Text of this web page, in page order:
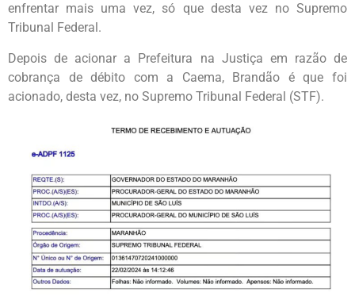
enfrentar mais uma vez, só que desta vez no Supremo
Tribunal Federal.
Depois de acionar a Prefeitura na Justiça em razão de
cobrança de débito com a Caema, Brandão é que foi
acionado, desta vez, no Supremo Tribunal Federal (STF).